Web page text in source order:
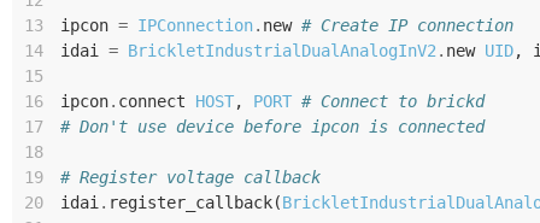
13
ipcon = IPConnection. new # Create IP connection
14
idai = BrickletIndustrialDualAnalogInV2 . new UID,
15
16
ipcon. connect HOST, PORT # Connect to brickd
17
# Don't use device before ipcon is connected
18
19
# Register voltage callback
20
idai . register_callback(